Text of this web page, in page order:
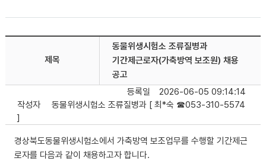
제목
동물위생시험소 조류질병과
기간제근로자(가축방역 보조원) 채용
공고
등록일
2026-06-05 09:14:14
작성자
동물위생시험소 조류질병과 [ 최*숙 ☎053-310-5574
]
경상북도동물위생시험소에서 가축방역 보조업무를 수행할 기간제근
로자를 다음과 같이 채용하고자 합니다.